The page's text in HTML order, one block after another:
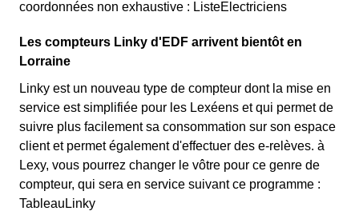
coordonnées non exhaustive : ListeElectriciens
Les compteurs Linky d'EDF arrivent bientôt en
Lorraine
Linky est un nouveau type de compteur dont la mise en
service est simplifiée pour les Lexéens et qui permet de
suivre plus facilement sa consommation sur son espace
client et permet également d'effectuer des e-relèves. à
Lexy, vous pourrez changer le vôtre pour ce genre de
compteur, qui sera en service suivant ce programme :
TableauLinky